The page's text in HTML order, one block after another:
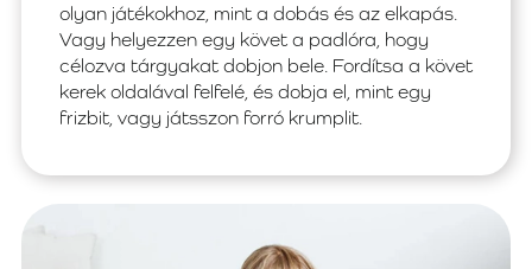
olyan játékokhoz, mint a dobás és az elkapás.
Vagy helyezzen egy követ a padlóra, hogy
célozva tárgyakat dobjon bele. Fordítsa a követ
kerek oldalával felfelé, és dobja el, mint egy
frizbit, vagy játsszon forró krumplit.